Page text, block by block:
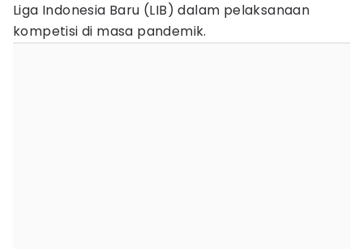
Liga Indonesia Baru (LIB) dalam pelaksanaan
kompetisi di masa pandemik.